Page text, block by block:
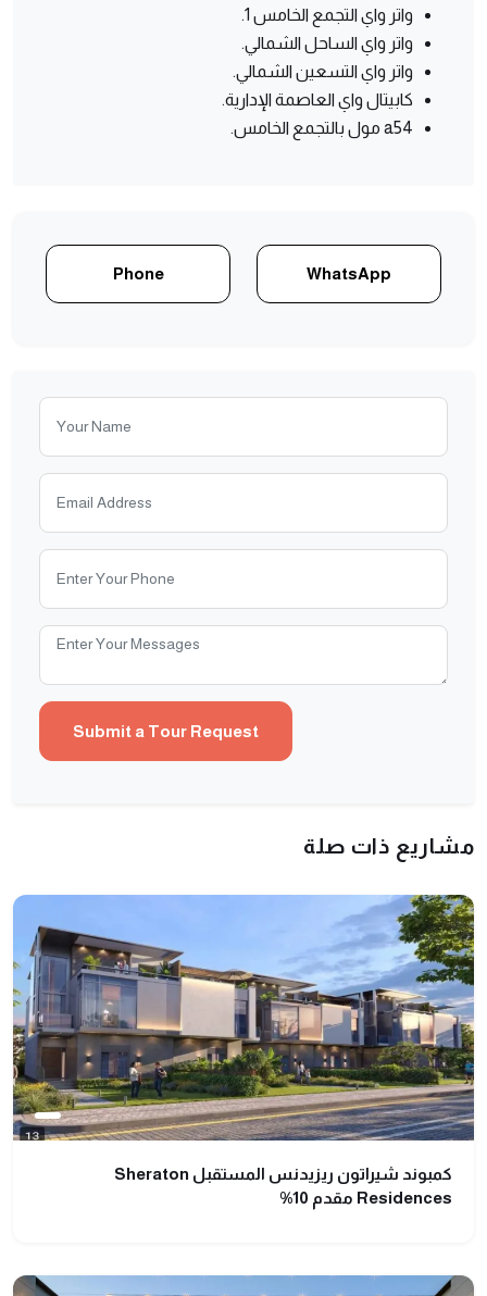
واتر واي التجمع الخامس 1.
واتر واي الساحل الشمالي.
واتر واي التسعين الشمالي.
كابيتال واي العاصمة الإدارية.
a54 مول بالتجمع الخامس.
WhatsApp
Phone
مشاريع ذات صلة
كمبوند شيراتون ريزيدنس المستقبل Sheraton
Residences مقدم 10%